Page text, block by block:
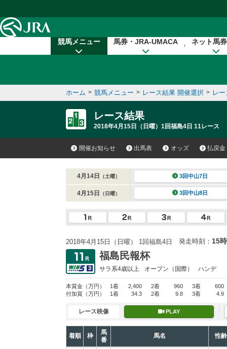
競馬メニュー 馬券・JRA-UMACA ネット馬
ホーム > 競馬メニュー > レース結果 開催選択 > レ
レース結果
2018年4月15日（日曜）1回福島4日 11レース
開催お知らせ 出馬表 オッズ 払戻金
4月14日 （土曜） 3回中山7日
4月15日 （日曜） 3回中山8日
2018年4月15日（日曜） 1回福島4日 発走時刻： 15
福島民報杯
サラ系4歳以上 オープン （国際） ハンデ
本賞金 （万円） 1着 2,400 2着 960 3着
600
付加賞 （万円） 1着 34.3 2着 9.8 3着 4.9
レース映像 PLAY
着順 枠
馬
番
馬名 性齢